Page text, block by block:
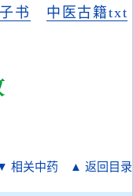
书
中医古籍txt
相关中药 ▲ 返回目录